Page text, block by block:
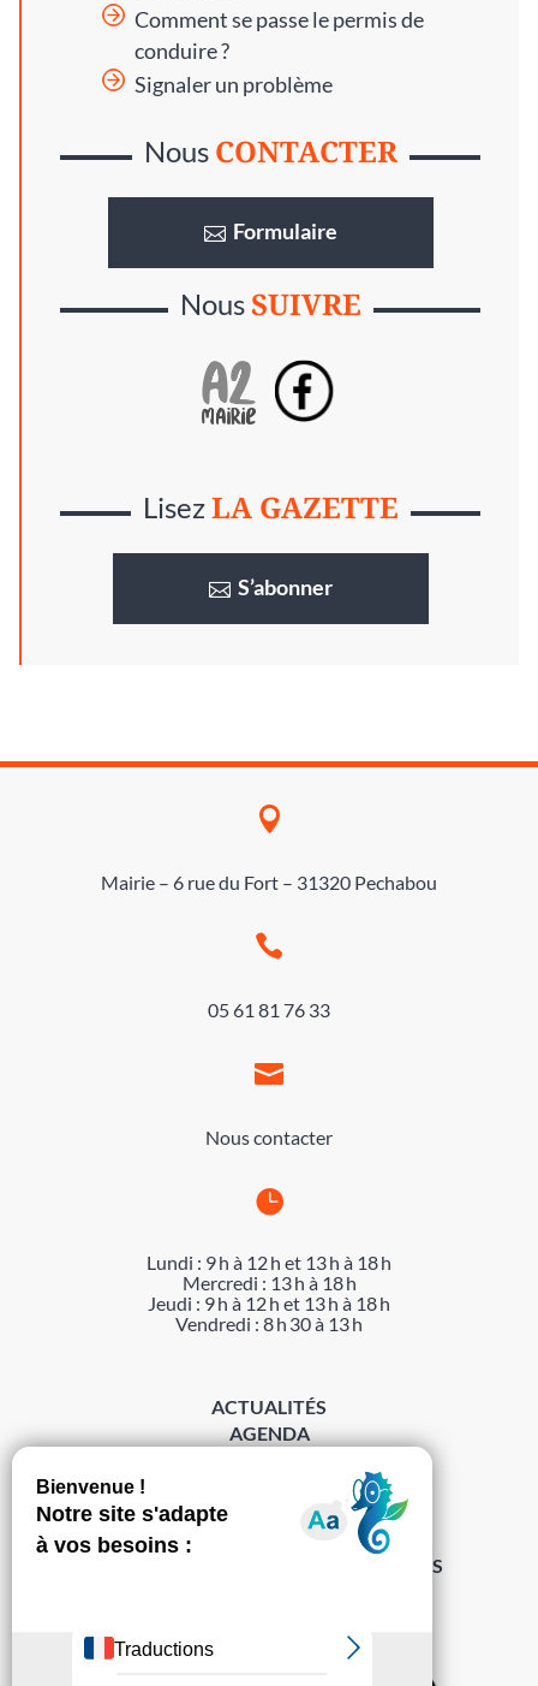
Comment se passe le permis de
conduire ?
Signaler un problème
Nous CONTACTER
Formulaire
NousSUIVRE
LisezLA GAZETTE
S’abonner

Mairie – 6 rue du Fort – 31320 Pechabou

05 61 81 76 33

Nous contacter

Lundi : 9 h à 12 h et 13 h à 18 h
Mercredi : 13 h à 18 h
Jeudi : 9 h à 12 h et 13 h à 18 h
Vendredi : 8 h 30 à 13 h
ACTUALITÉS
AGENDA
MENTIONS LÉGALES
PROTECTION DES DONNÉES
POLITIQUE DE GESTION DES COOKIES